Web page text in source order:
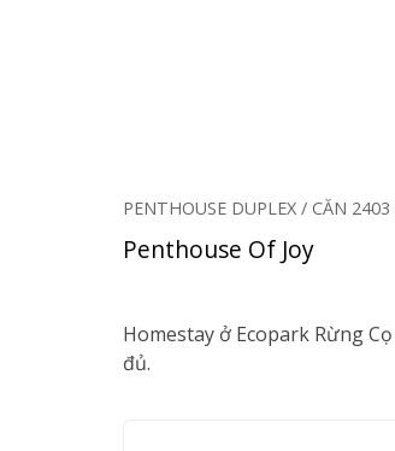
PENTHOUSE DUPLEX / CĂN
Penthouse Of Joy
Homestay ở Ecopark Rừng
đủ.